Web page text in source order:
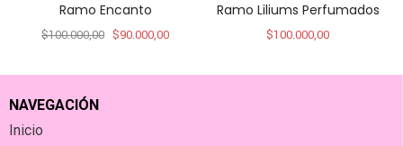
Ramo Encanto
$100.000,00 $90.000,00
Ramo Liliums Perfumados
$100.000,00
NAVEGACIÓN
Inicio